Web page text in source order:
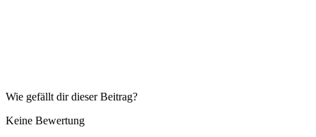
Wie gefällt dir dieser Beitrag?
Keine Bewertung